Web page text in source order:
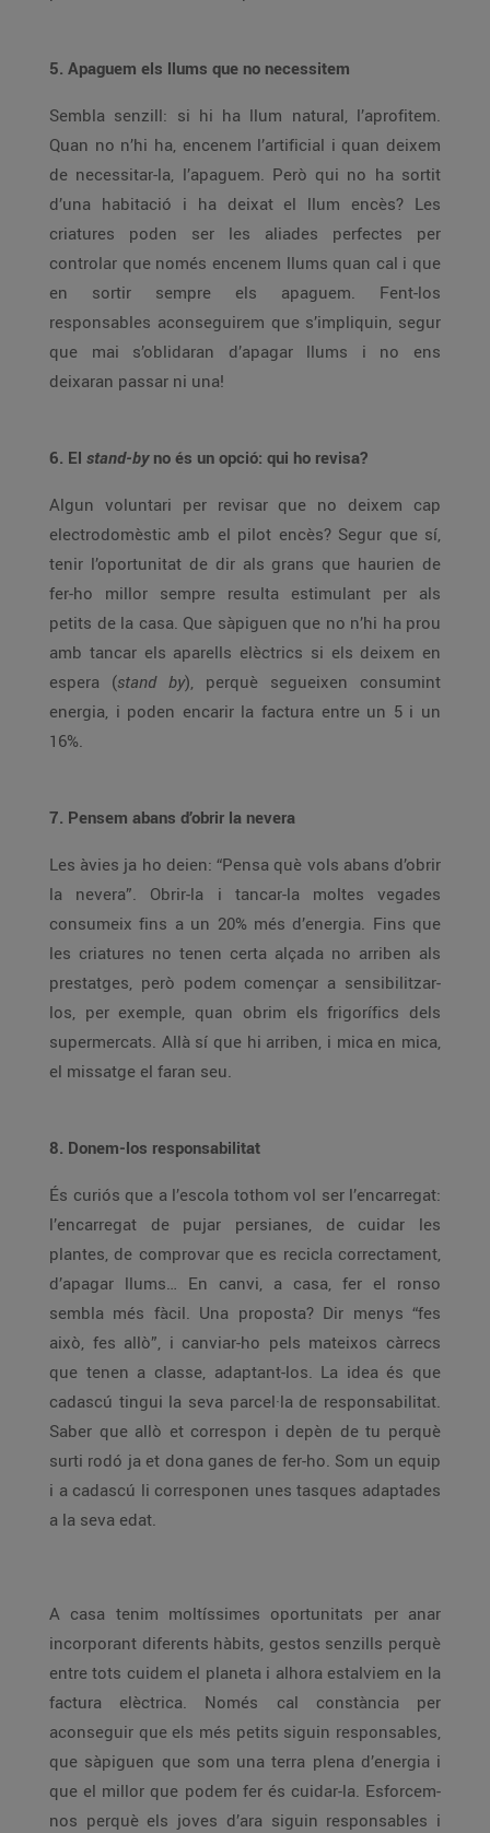
5. Apaguem els llums que no necessitem
Sembla senzill: si hi ha llum natural, l’aprofitem.
Quan no n’hi ha, encenem l’artificial i quan deixem
de necessitar-la, l’apaguem. Però qui no ha sortit
d’una habitació i ha deixat el llum encès? Les
criatures poden ser les aliades perfectes per
controlar que només encenem llums quan cal i que
en sortir sempre els apaguem. Fent-los
responsables aconseguirem que s’impliquin, segur
que mai s’oblidaran d’apagar llums i no ens
deixaran passar ni una!
6. El stand-by no és un opció: qui ho revisa?
Algun voluntari per revisar que no deixem cap
electrodomèstic amb el pilot encès? Segur que sí,
tenir l’oportunitat de dir als grans que haurien de
fer-ho millor sempre resulta estimulant per als
petits de la casa. Que sàpiguen que no n’hi ha prou
amb tancar els aparells elèctrics si els deixem en
espera (stand by), perquè segueixen consumint
energia, i poden encarir la factura entre un 5 i un
16%.
7. Pensem abans d’obrir la nevera
Les àvies ja ho deien: “Pensa què vols abans d’obrir
la nevera”. Obrir-la i tancar-la moltes vegades
consumeix fins a un 20% més d’energia. Fins que
les criatures no tenen certa alçada no arriben als
prestatges, però podem començar a sensibilitzar-
los, per exemple, quan obrim els frigorífics dels
supermercats. Allà sí que hi arriben, i mica en mica,
el missatge el faran seu.
8. Donem-los responsabilitat
És curiós que a l’escola tothom vol ser l’encarregat:
l’encarregat de pujar persianes, de cuidar les
plantes, de comprovar que es recicla correctament,
d’apagar llums… En canvi, a casa, fer el ronso
sembla més fàcil. Una proposta? Dir menys “fes
això, fes allò”, i canviar-ho pels mateixos càrrecs
que tenen a classe, adaptant-los. La idea és que
cadascú tingui la seva parcel·la de responsabilitat.
Saber que allò et correspon i depèn de tu perquè
surti rodó ja et dona ganes de fer-ho. Som un equip
i a cadascú li corresponen unes tasques adaptades
a la seva edat.
A casa tenim moltíssimes oportunitats per anar
incorporant diferents hàbits, gestos senzills perquè
entre tots cuidem el planeta i alhora estalviem en la
factura elèctrica. Només cal constància per
aconseguir que els més petits siguin responsables,
que sàpiguen que som una terra plena d’energia i
que el millor que podem fer és cuidar-la. Esforcem-
nos perquè els joves d’ara siguin responsables i